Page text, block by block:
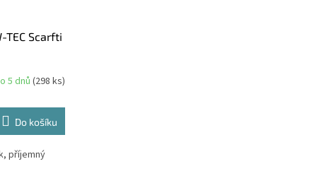
Scarfti
5 dnů(298 ks)
Do košíku
příjemný